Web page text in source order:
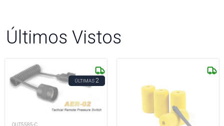
Últimos Vistos
ÚLTIMAS2
OUT5585-C